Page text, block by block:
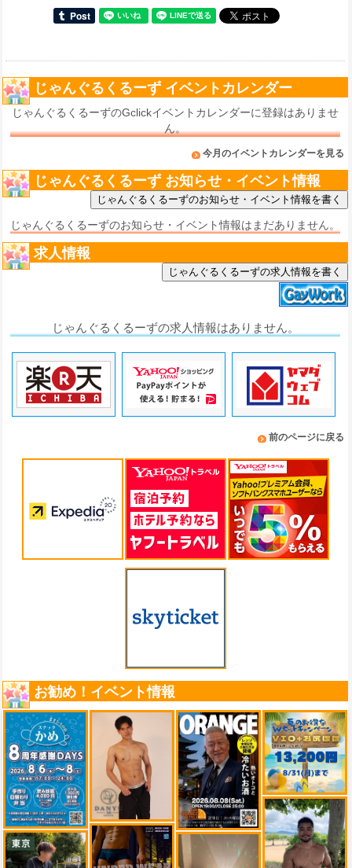
じゃんぐるくるーず イベントカレンダー
じゃんぐるくるーずのGclickイベントカレンダーに登録はありませ
ん。
今月のイベントカレンダーを見る
じゃんぐるくるーず お知らせ・イベント情報
じゃんぐるくるーずのお知らせ・イベント情報はまだありません。
求人情報
じゃんぐるくるーずの求人情報を書く
じゃんぐるくるーずの求人情報はありません。
前のページに戻る
お勧め！イベント情報